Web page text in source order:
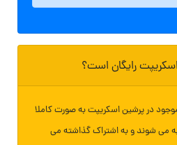
رایگان است؟
در پرشین اسکریپت به صورت کاملا
می شوند و به اشتراک گذاشته می